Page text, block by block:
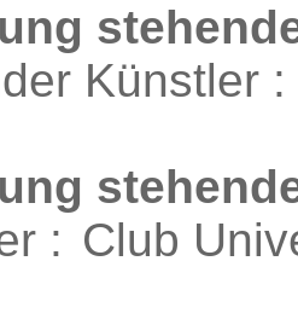
Künstler
: Club